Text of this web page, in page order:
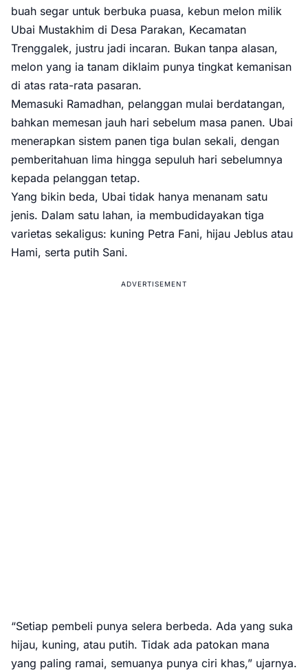
buah segar untuk berbuka puasa, kebun melon milik
Ubai Mustakhim di Desa Parakan, Kecamatan
Trenggalek, justru jadi incaran. Bukan tanpa alasan,
melon yang ia tanam diklaim punya tingkat kemanisan
di atas rata-rata pasaran.
Memasuki Ramadhan, pelanggan mulai berdatangan,
bahkan memesan jauh hari sebelum masa panen. Ubai
menerapkan sistem panen tiga bulan sekali, dengan
pemberitahuan lima hingga sepuluh hari sebelumnya
kepada pelanggan tetap.
Yang bikin beda, Ubai tidak hanya menanam satu
jenis. Dalam satu lahan, ia membudidayakan tiga
varietas sekaligus: kuning Petra Fani, hijau Jeblus atau
Hami, serta putih Sani.
ADVERTISEMENT
“Setiap pembeli punya selera berbeda. Ada yang suka
hijau, kuning, atau putih. Tidak ada patokan mana
yang paling ramai, semuanya punya ciri khas,” ujarnya.